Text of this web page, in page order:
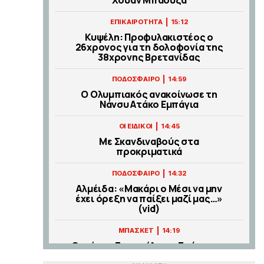
ΕΠΙΚΑΙΡΟΤΗΤΑ 15:12
Κυψέλη: Προφυλακιστέος ο
26χρονος για τη δολοφονία της
38χρονης Βρετανίδας
ΠΟΔΟΣΦΑΙΡΟ 14:59
Ο Ολυμπιακός ανακοίνωσε τη
Νάνσυ Ατάκο Εμπάγια
ΟΙ ΕΙΔΙΚΟΙ 14:45
Με Σκανδιναβούς στα
προκριματικά
ΠΟΔΟΣΦΑΙΡΟ 14:32
Αλμέιδα: «Μακάρι ο Μέσι να μην
έχει όρεξη να παίξει μαζί μας…»
(vid)
ΜΠΑΣΚΕΤ 14:19
Θανάσης Σπανούλης: «Στόχος το